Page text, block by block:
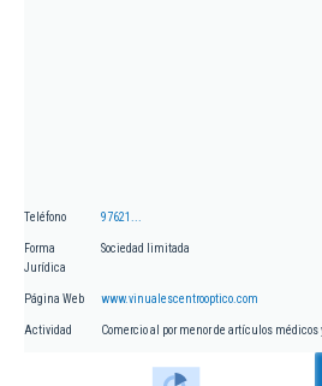
Teléfono 97621...
Forma
Jurídica
Sociedad limitada
Página Web www.vinualescentrooptico.com
Actividad Comercio al por menor de artículos médicos